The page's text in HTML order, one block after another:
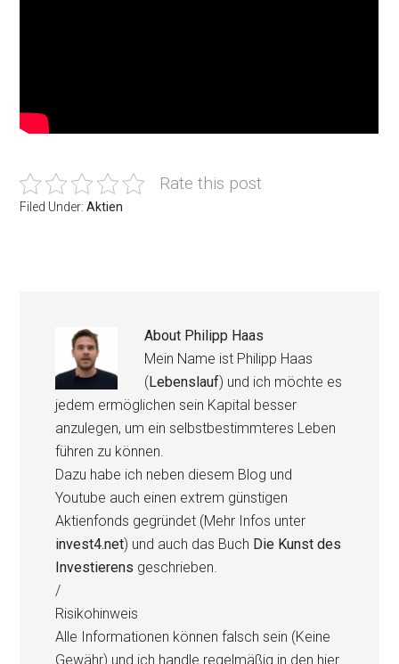
Rate this post
Filed Under:Aktien
About Philipp Haas
Mein Name ist Philipp Haas
(Lebenslauf) und ich möchte es
jedem ermöglichen sein Kapital besser
anzulegen, um ein selbstbestimmteres Leben
führen zu können.
Dazu habe ich neben diesem Blog und
Youtube auch einen extrem günstigen
Aktienfonds gegründet (Mehr Infos unter
invest4.net) und auch das Buch Die Kunst des
Investierens geschrieben.
/
Risikohinweis
Alle Informationen können falsch sein (Keine
Gewähr) und ich handle regelmäßig in den hier